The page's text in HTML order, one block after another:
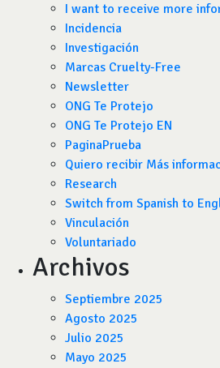
I want to receive more
Incidencia
Investigación
Marcas Cruelty-Free
Newsletter
ONG Te Protejo
ONG Te Protejo EN
PaginaPrueba
Quiero recibir Más
Research
Switch from Spanish to
Vinculación
Voluntariado
Archivos
Septiembre 2025
Agosto 2025
Julio 2025
Mayo 2025